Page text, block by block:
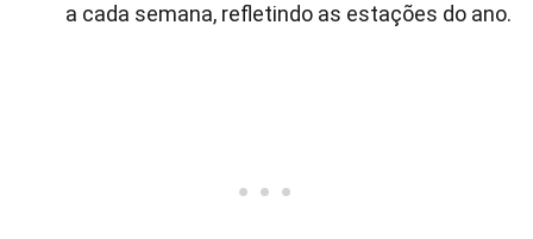
a cada semana, refletindo as estações do ano.